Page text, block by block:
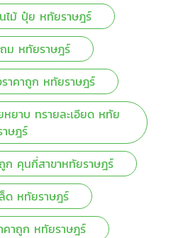
ไม้ ปุ๋ย หทัยราษฎร์
ม หทัยราษฎร์
าคาถูก หทัยราษฎร์
ยาบ ทรายละเอียด หทัย
าษฎร์
ก คุนกี่สาขาหทัยราษฎร์
ด หทัยราษฎร์
าถูก หทัยราษฎร์